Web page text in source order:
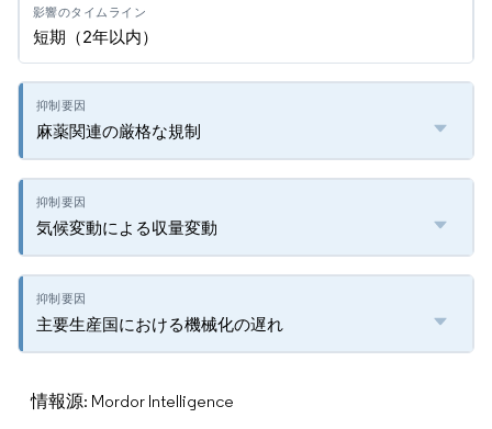
短期（2年以内）
麻薬関連の厳格な規制
気候変動による収量変動
主要生産国における機械化の遅れ
情報源: Mordor Intelligence